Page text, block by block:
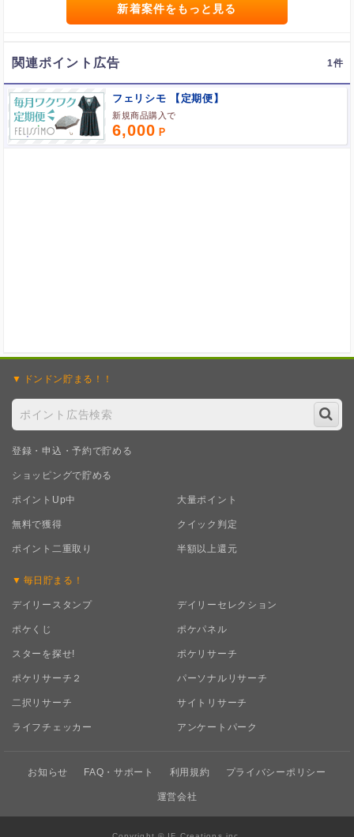
ポイント広告に関するFAQはこちら
新着案件をもっと見る
関連ポイント広告 1
フェリシモ 【定期便】
新規商品購入で
6,000
ドンドン貯まる！！
登録・申込・予約で貯める
ショッピングで貯める
ポイントUp中 大量ポイント
無料で獲得 クイック判定
ポイント二重取り 半額以上還元
毎日 貯まる！
デイリースタンプ デイリーセレクション
ポケくじ ポケパネル
スターを探せ! ポケリサーチ
ポケリサーチ２ パーソナルリサーチ
二択リサーチ サイトリサーチ
ライフチェッカー アンケートパーク
お知らせ FAQ・サポート 利用規約 プライバシーポリシー
運営会社